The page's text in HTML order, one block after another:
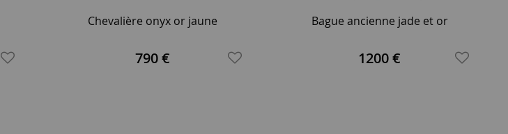
Chevalière onyx or jaune
790 €
Bague ancienne jade et or
1200 €